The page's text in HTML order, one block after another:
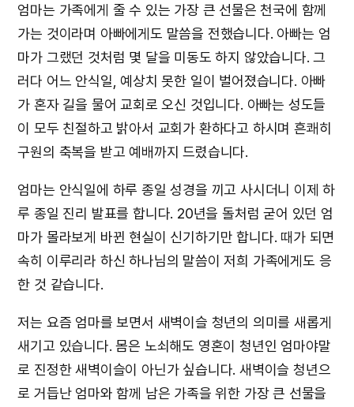
엄마는 가족에게 줄 수 있는 가장 큰 선물은 천국에 함께
가는 것이라며 아빠에게도 말씀을 전했습니다. 아빠는 엄
마가 그랬던 것처럼 몇 달을 미동도 하지 않았습니다. 그
러다 어느 안식일, 예상치 못한 일이 벌어졌습니다. 아빠
가 혼자 길을 물어 교회로 오신 것입니다. 아빠는 성도들
이 모두 친절하고 밝아서 교회가 환하다고 하시며 흔쾌히
구원의 축복을 받고 예배까지 드렸습니다.
엄마는 안식일에 하루 종일 성경을 끼고 사시더니 이제 하
루 종일 진리 발표를 합니다. 20년을 돌처럼 굳어 있던 엄
마가 몰라보게 바뀐 현실이 신기하기만 합니다. 때가 되면
속히 이루리라 하신 하나님의 말씀이 저희 가족에게도 응
한 것 같습니다.
저는 요즘 엄마를 보면서 새벽이슬 청년의 의미를 새롭게
새기고 있습니다. 몸은 노쇠해도 영혼이 청년인 엄마야말
로 진정한 새벽이슬이 아닌가 싶습니다. 새벽이슬 청년으
로 거듭난 엄마와 함께 남은 가족을 위한 가장 큰 선물을